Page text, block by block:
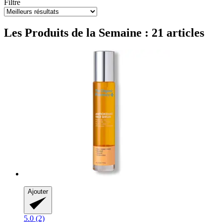
Filtre
Les Produits de la Semaine : 21 articles
Ajouter
5.0 (2)